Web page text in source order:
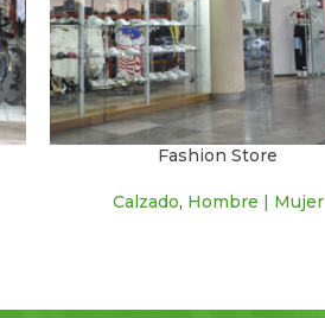
Fashion Store
Calzado, Hombre | Mujer